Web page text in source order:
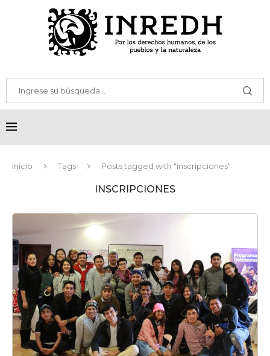
Inicio Tags Posts tagged with "inscripciones"
INSCRIPCIONES